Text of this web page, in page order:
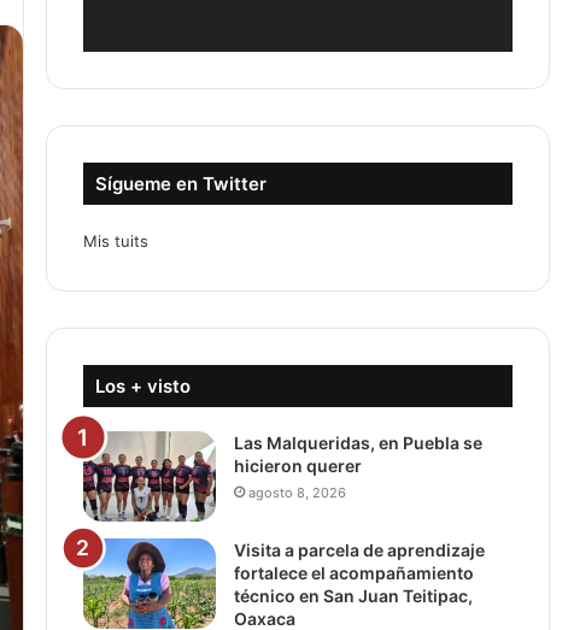
Sígueme en Twitter
Mis tuits
Los + visto
Las Malqueridas, en Puebla se
hicieron querer
agosto 8, 2026
Visita a parcela de aprendizaje
fortalece el acompañamiento
técnico en San Juan Teitipac,
Oaxaca